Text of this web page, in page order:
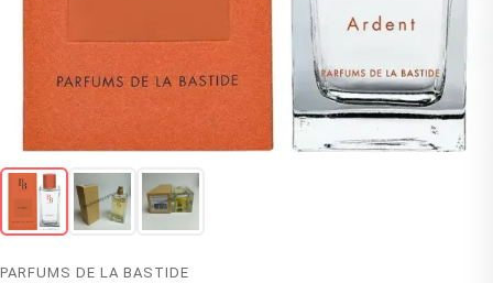
PARFUMS DE LA BASTIDE